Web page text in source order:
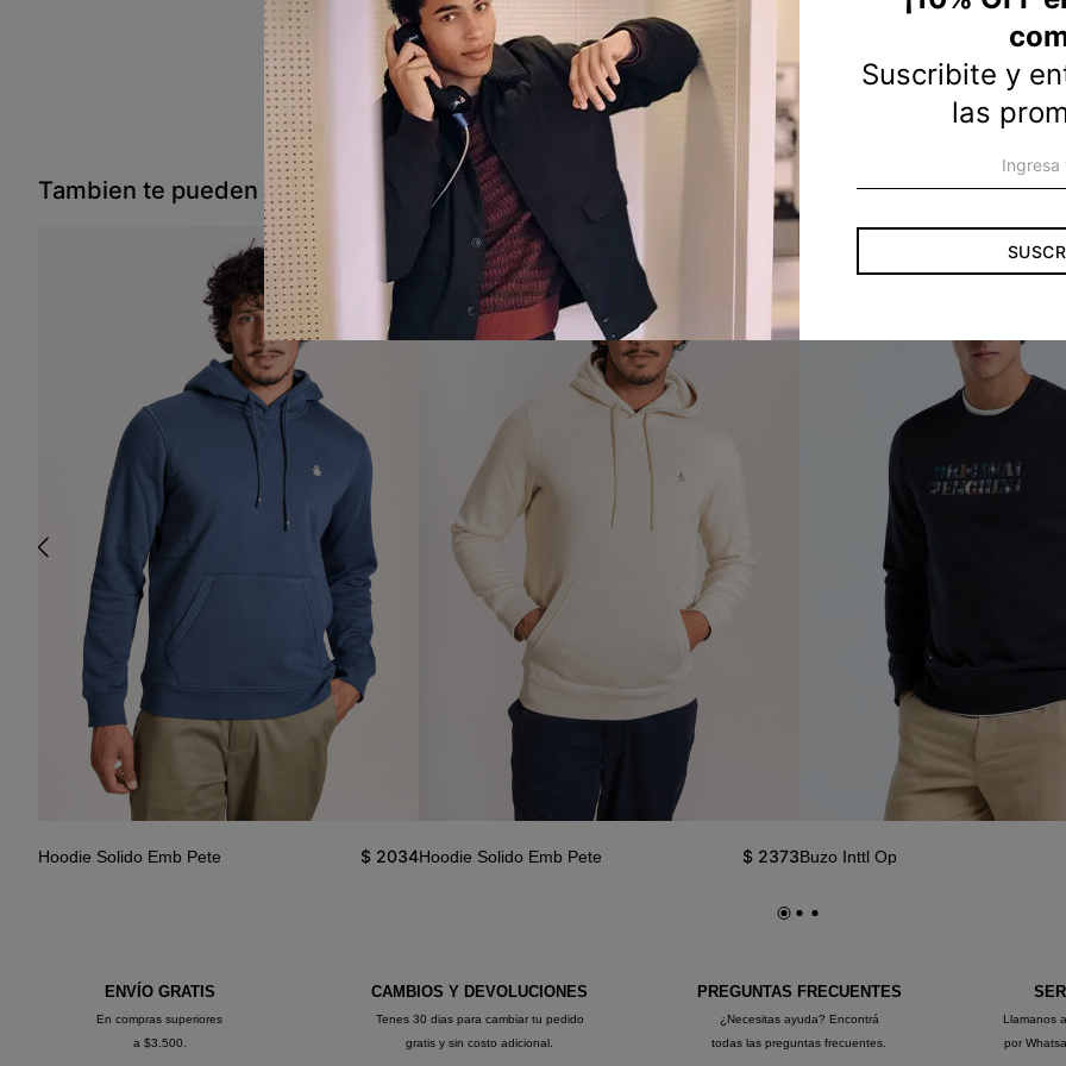
Tambien te pueden interesar
Hoodie Solido Emb Pete $ 2034Hoodie Solido Emb Pete $ 2373Buzo Inttl Op
ENVÍO GRATIS
En compras superiores
a $3.500.
CAMBIOS Y DEVOLUCIONES
Tenes 30 dias para cambiar tu pedido
gratis y sin costo adicional.
PREGUNTAS FRECUENTES
¿Necesitas ayuda? Encontrá
todas las preguntas frecuentes.
Llamanos
por
Suscribite y
las